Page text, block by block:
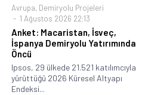
Avrupa, Demiryolu Projeleri
1 Ağustos 2026 22:13
Anket: Macaristan, İsveç,
İspanya Demiryolu Yatırımında
Öncü
Ipsos, 29 ülkede 21.521 katılımcıyla
yürüttüğü 2026 Küresel Altyapı
Endeksi...